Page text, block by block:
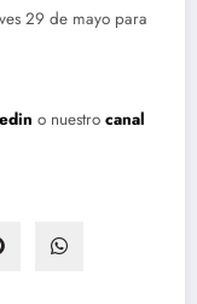
29 de mayo para
o nuestro canal